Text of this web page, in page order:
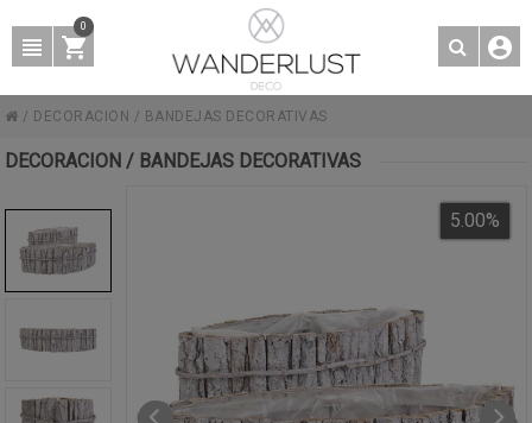
0
/ DECORACION / BANDEJAS DECORATIVAS
DECORACION / BANDEJAS DECORATIVAS
5.00%